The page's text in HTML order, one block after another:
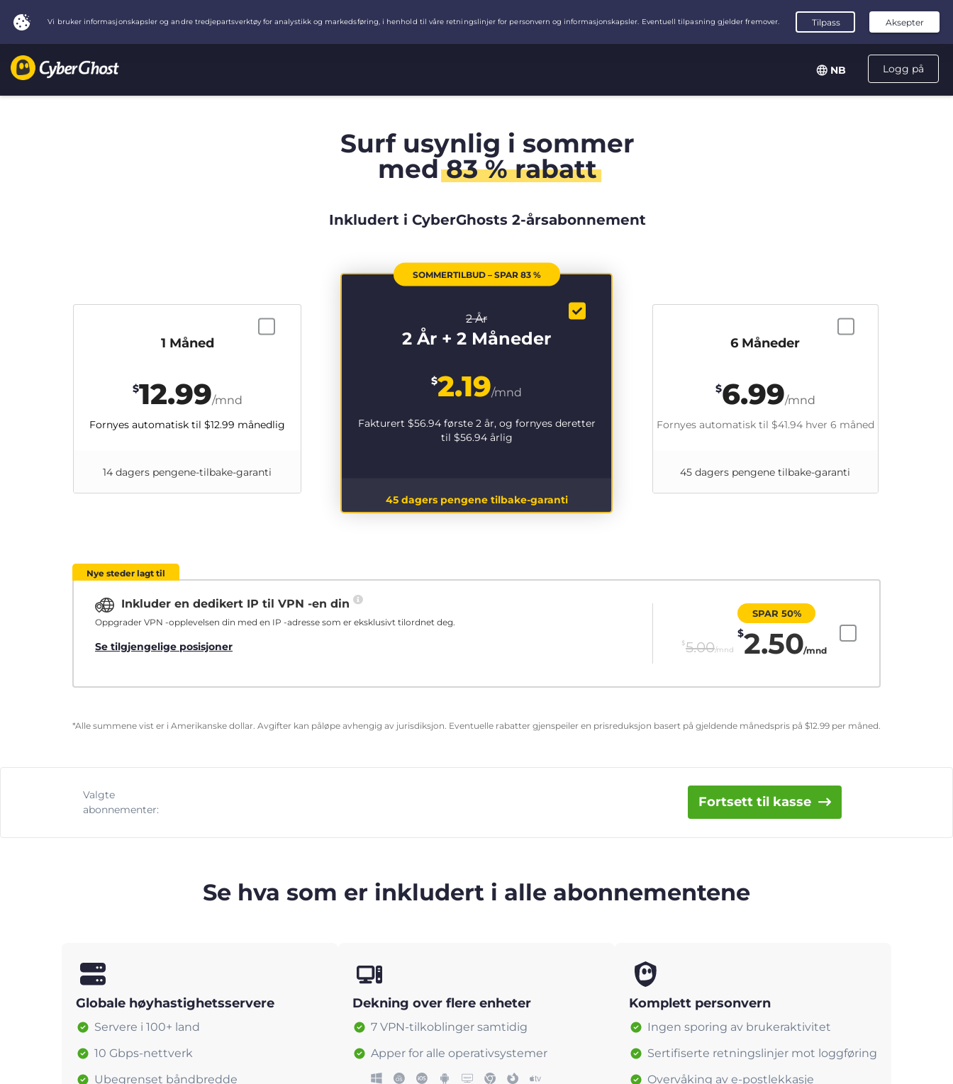
Logg på
NB
Surf usynlig i sommer
med83 % rabatt
Inkludert i CyberGhosts 2-årsabonnement
SOMMERTILBUD – SPAR 83 %
2 År
2 År + 2 Måneder
$2.19/mnd
Fakturert $56.94første 2 år, og fornyes deretter
til $56.94årlig
45 dagers pengene tilbake-garanti
6 Måneder
$6.99/mnd
Fornyes automatisk til $41.94hver 6 måned
45 dagers pengene tilbake-garanti
1 Måned
$12.99/mnd
Fornyes automatisk til $12.99 månedlig
14 dagers pengene-tilbake-garanti
Nye steder lagt til
Inkluder en dedikert IP til VPN -en din
Oppgrader VPN -opplevelsen din med en IP -adresse som er eksklusivt tilordnet deg.
Se tilgjengelige posisjoner $5.00/mnd
SPAR 50%
$2.50/mnd
*Alle summene vist er i Amerikanske dollar. Avgifter kan påløpe avhengig av jurisdiksjon. Eventuelle rabatter gjenspeiler en prisreduksjon basert på gjeldende månedspris på $12.99 per måned.
Valgte
abonnementer:
Fortsett til kasse
Se hva som er inkludert i alle abonnementene
Globale høyhastighetsservere
Servere i 100+ land
10 Gbps-nettverk
Ubegrenset båndbredde
Dekning over flere enheter
7 VPN-tilkoblinger samtidig
Apper for alle operativsystemer
Komplett personvern
Ingen sporing av brukeraktivitet
Sertifiserte retningslinjer mot loggføring
Overvåking av e-postlekkasje